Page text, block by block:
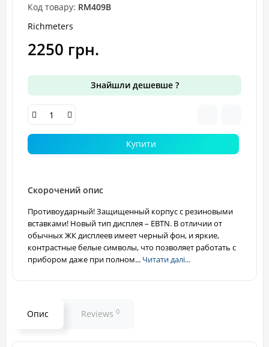
Код товару: RM409B
Richmeters
2250 грн.
Знайшли дешевше ?
Купити
Скорочений опис
Противоударный! Защищенный корпус с резиновыми
вставками! Новый тип дисплея – EBTN. В отличии от
обычных ЖК дисплеев имеет черный фон, и яркие,
контрастные белые символы, что позволяет работать с
прибором даже при полном... Читати далі...
Опис Reviews 0